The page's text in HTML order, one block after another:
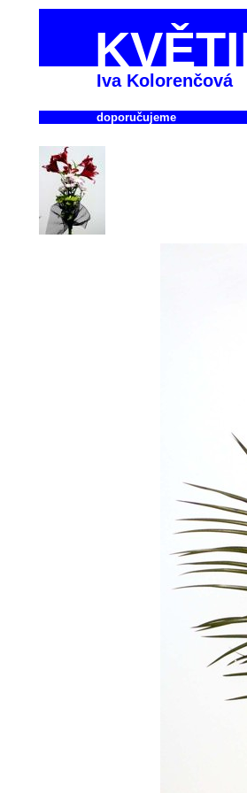
Iva Kolorenčová
doporučujeme